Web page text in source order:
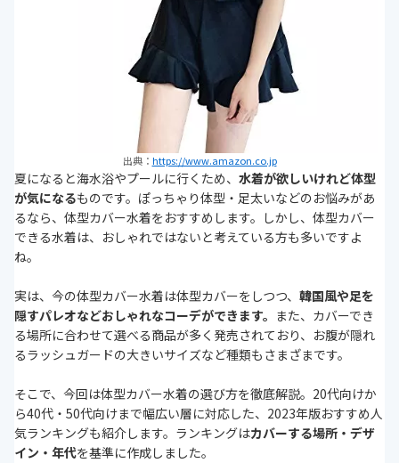
出典： https://www.amazon.co.jp
夏になると海水浴やプールに行くため、 水着が欲しいけれど体型
が気になるものです。ぽっちゃり体型・足太いなどのお悩みがあ
るなら、体型カバー水着をおすすめします。しかし、体型カバー
できる水着は、おしゃれではないと考えている方も多いですよ
ね。
実は、今の体型カバー水着は体型カバーをしつつ、 韓国風や足を
隠すパレオなどおしゃれなコーデができます。 また、カバーでき
る場所に合わせて選べる商品が多く発売されており、お腹が隠れ
るラッシュガードの大きいサイズなど種類もさまざまです。
そこで、今回は体型カバー水着の選び方を徹底解説。20代向けか
ら40代・50代向けまで幅広い層に対応した、2023年版おすすめ人
気ランキングも紹介します。ランキングはカバーする場所・デザ
イン・年代を基準に作成しました。